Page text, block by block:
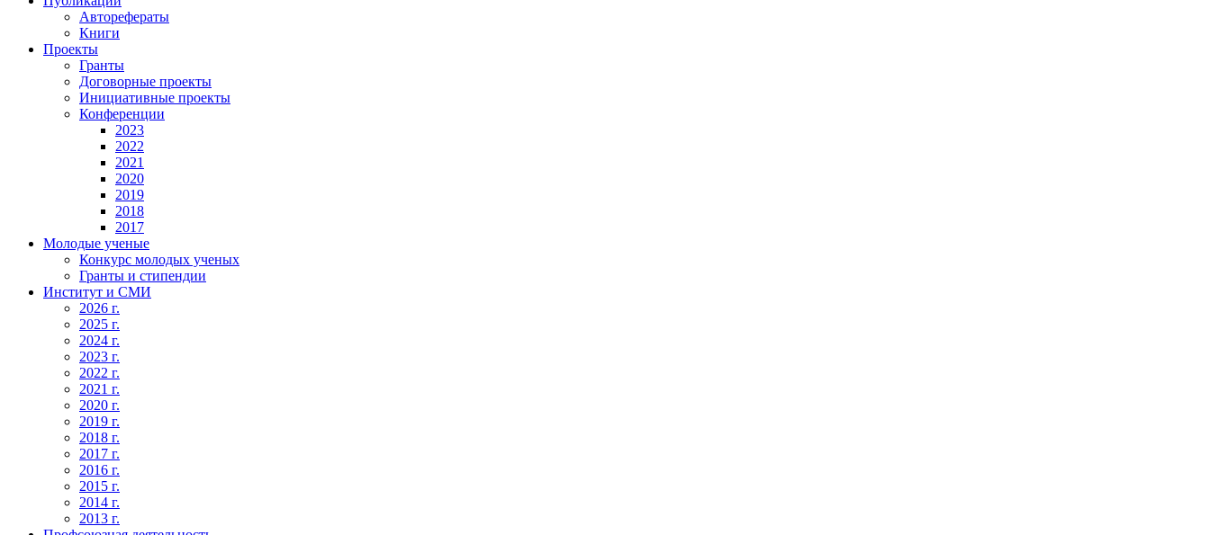
Авторефераты
Книги
Проекты
Гранты
Договорные проекты
Инициативные проекты
Конференции
2023
2022
2021
2020
2019
2018
2017
Молодые ученые
Конкурс молодых ученых
Гранты и стипендии
Институт и СМИ
2026 г.
2025 г.
2024 г.
2023 г.
2022 г.
2021 г.
2020 г.
2019 г.
2018 г.
2017 г.
2016 г.
2015 г.
2014 г.
2013 г.